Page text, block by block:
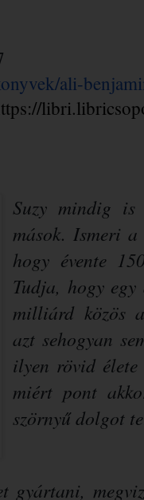
ali-
Suzy ​mindig
mások. Ismeri
hogy évente
Tudja, hogy
milliárd közös
azt sehogyan
ilyen rövid
miért pont
szörnyű dolgot
gyártani,